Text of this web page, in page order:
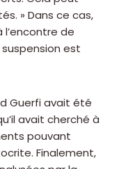
» Dans ce cas,
de
est
Guerfi avait été
avait cherché à
pouvant
Finalement,